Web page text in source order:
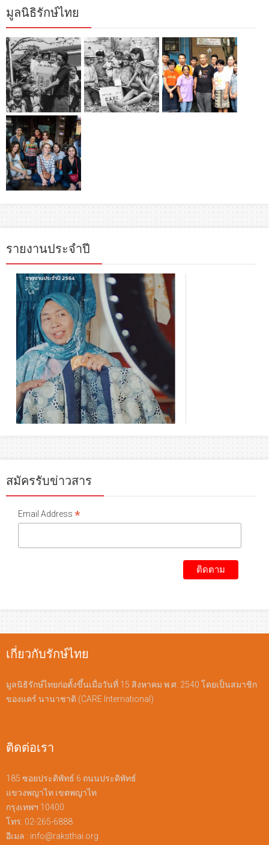
มูลนิธิรักษ์ไทย
รายงานประจำปี
สมัครรับข่าวสาร
Email Address *
เกี่ยวกับรักษ์ไทย
มูลนิธิรักษ์ไทยก่อตั้งขึ้นเมื่อวันที่ 15 สิงหาคม พ.ศ. 2540 โดยเป็นสมาชิก
ของแคร์ นานาชาติ (CARE International)
ติดต่อเรา
185 ซอยประดิพัทธ์ 6 ถนนประดิพัทธ์
แขวงพญาไท เขตพญาไท
กรุงเทพฯ 10400
โทร. 02-265-6888
อีเมล : info@raksthai.org